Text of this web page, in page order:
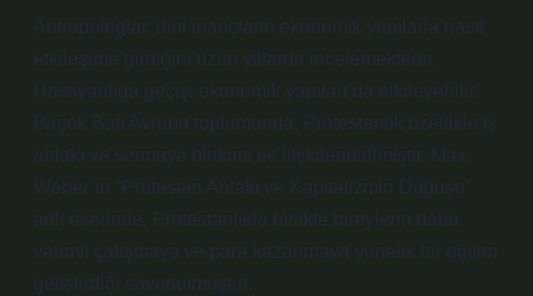
Antropologlar, dini inançların ekonomik yapılarla nasıl
etkileşime girdiğini uzun yıllardır incelemektedir.
Hristiyanlığa geçiş, ekonomik yapıları da etkileyebilir.
Birçok Batı Avrupa toplumunda, Protestanlık özellikle iş
ahlakı ve sermaye birikimi ile ilişkilendirilmiştir. Max
Weber’in “Protestan Ahlakı ve Kapitalizmin Doğuşu”
adlı eserinde, Protestanlıkla birlikte bireylerin daha
verimli çalışmaya ve para kazanmaya yönelik bir eğilim
geliştirdiği savunulmuştur.